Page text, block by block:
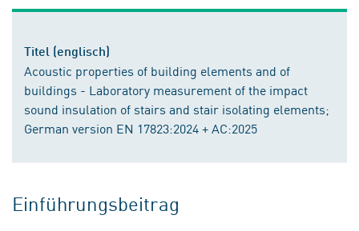
Titel (englisch)
Acoustic properties of building elements and of
buildings - Laboratory measurement of the impact
sound insulation of stairs and stair isolating elements;
German version EN 17823:2024 + AC:2025
Einführungsbeitrag